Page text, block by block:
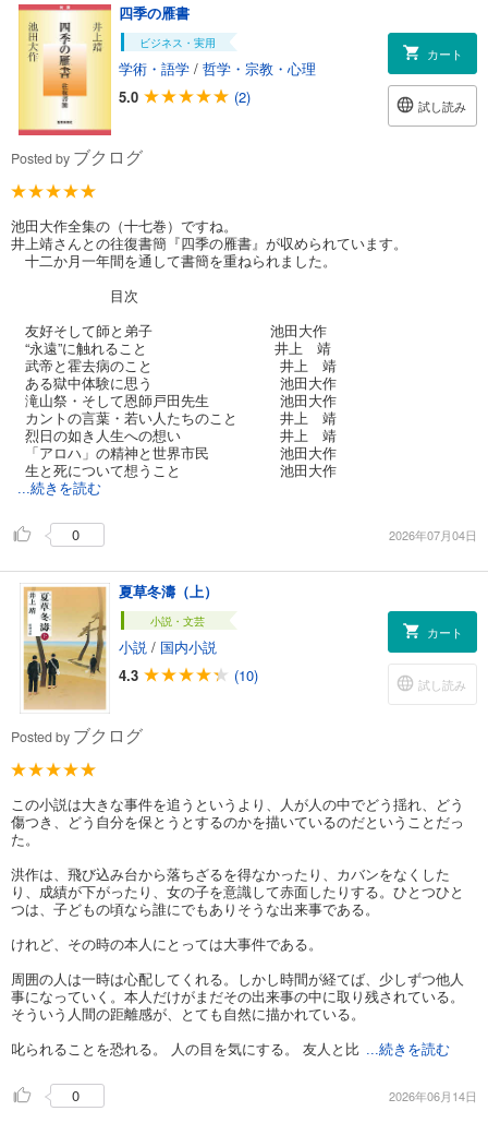
四季の雁書
ビジネス・実用
学術・語学 / 哲学・宗教・心理
5.0
(2)
カート
試し読み
Posted by ブクログ
池田大作全集の（十七巻）ですね。
井上靖さんとの往復書簡『四季の雁書』が収められています。
十二か月一年間を通して書簡を重ねられました。
目次
友好そして師と弟子 池田大作
“永遠”に触れること 井上 靖
武帝と霍去病のこと 井上 靖
ある獄中体験に思う 池田大作
滝山祭・そして恩師戸田先生 池田大作
カントの言葉・若い人たちのこと 井上 靖
烈日の如き人生への想い 井上 靖
「アロハ」の精神と世界市民 池田大作
生と死について想うこと 池田大作
...続きを読む
0 2026年07月04日
夏草冬濤（上）
小説・文芸
小説 / 国内小説
4.3
(10)
カート
試し読み
Posted by ブクログ
この小説は大きな事件を追うというより、人が人の中でどう揺れ、どう
傷つき、どう自分を保とうとするのかを描いているのだということだっ
た。
洪作は、飛び込み台から落ちざるを得なかったり、カバンをなくした
り、成績が下がったり、女の子を意識して赤面したりする。ひとつひと
つは、子どもの頃なら誰にでもありそうな出来事である。
けれど、その時の本人にとっては大事件である。
周囲の人は一時は心配してくれる。しかし時間が経てば、少しずつ他人
事になっていく。本人だけがまだその出来事の中に取り残されている。
そういう人間の距離感が、とても自然に描かれている。
叱られることを恐れる。 人の目を気にする。 友人と比
...続きを読む
0 2026年06月14日